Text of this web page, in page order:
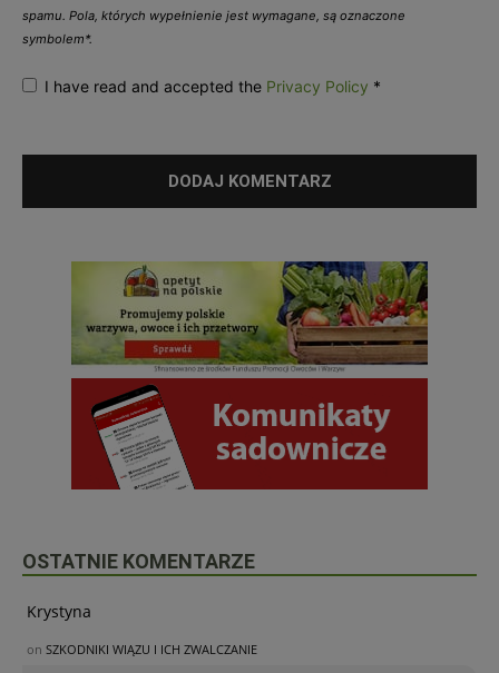
spamu. Pola, których wypełnienie jest wymagane, są oznaczone
symbolem*.
I have read and accepted the Privacy Policy *
OSTATNIE KOMENTARZE
Krystyna
on SZKODNIKI WIĄZU I ICH ZWALCZANIE